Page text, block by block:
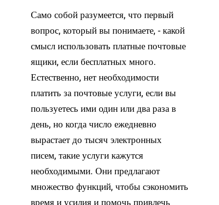
Само собой разумеется, что первый
вопрос, который вы понимаете, - какой
смысл использовать платные почтовые
ящики, если бесплатных много.
Естественно, нет необходимости
платить за почтовые услуги, если вы
пользуетесь ими один или два раза в
день, но когда число ежедневно
вырастает до тысяч электронных
писем, такие услуги кажутся
необходимыми. Они предлагают
множество функций, чтобы сэкономить
время и усилия и помочь привлечь